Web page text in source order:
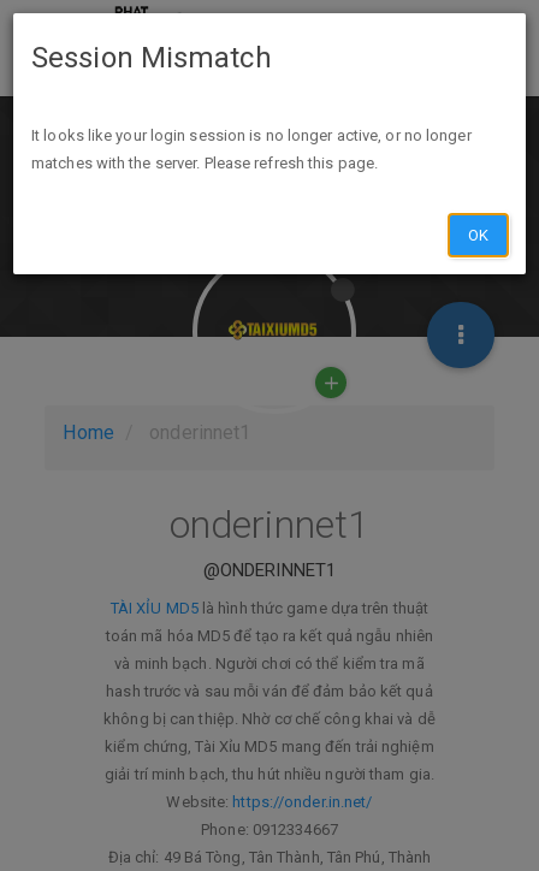
Home onderinnet1
onderinnet1
@ONDERINNET1
TÀI XỈU MD5là hình thức game dựa trên thuật
toán mã hóa MD5 để tạo ra kết quả ngẫu nhiên
và minh bạch. Người chơi có thể kiểm tra mã
hash trước và sau mỗi ván để đảm bảo kết quả
không bị can thiệp. Nhờ cơ chế công khai và dễ
kiểm chứng, Tài Xỉu MD5 mang đến trải nghiệm
giải trí minh bạch, thu hút nhiều người tham gia.
Website: https://onder.in.net/
Phone: 0912334667
Địa chỉ: 49 Bá Tòng, Tân Thành, Tân Phú, Thành
Session Mismatch
It looks like your login session is no longer active, or no longer
matches with the server. Please refresh this page.
OK